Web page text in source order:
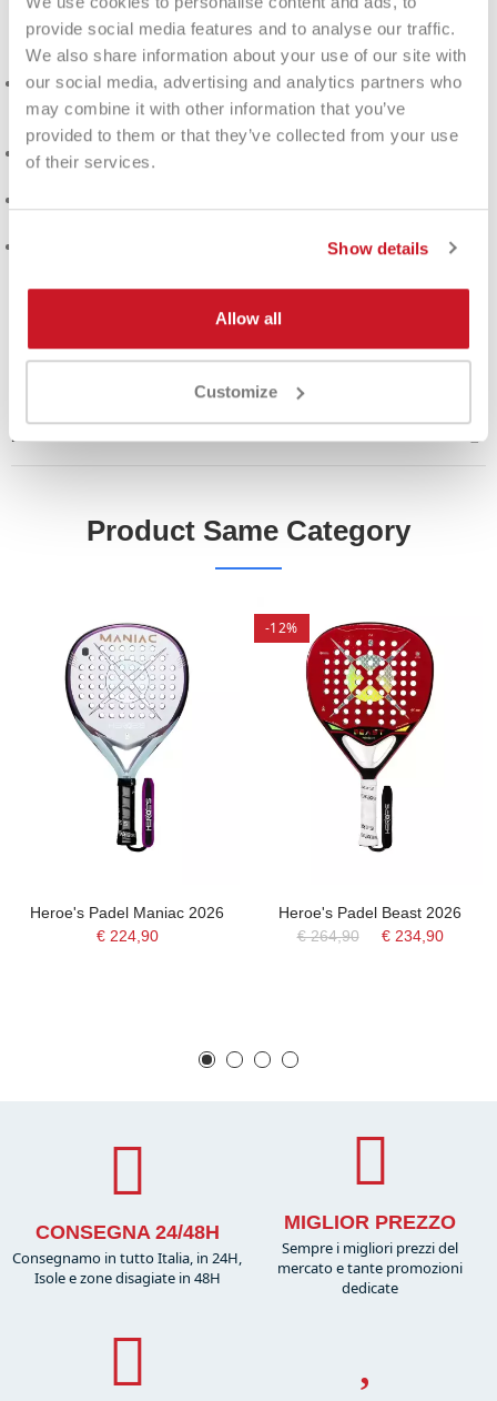
provide social media features and to analyse our traffic.
We also share information about your use of our site with
our social media, advertising and analytics partners who
may combine it with other information that you’ve
provided to them or that they’ve collected from your use
of their services.
Show details
Allow all
Customize
2025?
Versatilidade: Adequado tanto para jogadores experientes
como para iniciantes, graças ao equilíbrio perfeito entre
facilidade de uso e alto desempenho.
Inovação : A ponte Y e a textura 3D representam um grande
: Perfeito para quem quer melhorar seu
, cada tiro será uma experiência
raquete que eleva seu jogo a novos níveis.
DETALHES DO PRODUTO
Product Same Category
Heroe's Padel Maniac 2026
€ 224,90
-12%
Heroe's Padel Beast 2026
€ 264,90
€ 234,90
CONSEGNA 24/48H
Consegnamo in tutto Italia, in 24H,
Isole e zone disagiate in 48H
MIGLIOR PREZZO
Sempre i migliori prezzi del
mercato e tante promozioni
dedicate